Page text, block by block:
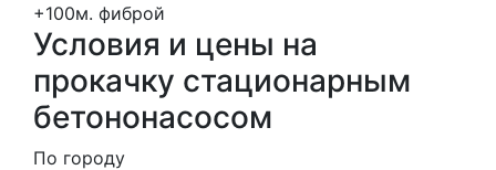
+100м. фиброй
Условия и цены на
прокачку стационарным
бетононасосом
По городу